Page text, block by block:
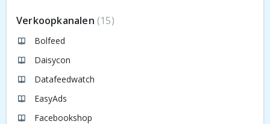
Verkoopkanalen 15
Bolfeed
Daisycon
Datafeedwatch
EasyAds
Facebookshop